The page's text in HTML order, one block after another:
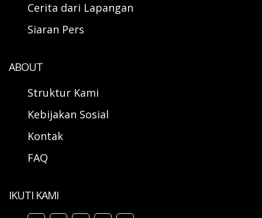
Cerita dari Lapangan
Siaran Pers
ABOUT
Struktur Kami
Kebijakan Sosial
Kontak
FAQ
IKUTI KAMI